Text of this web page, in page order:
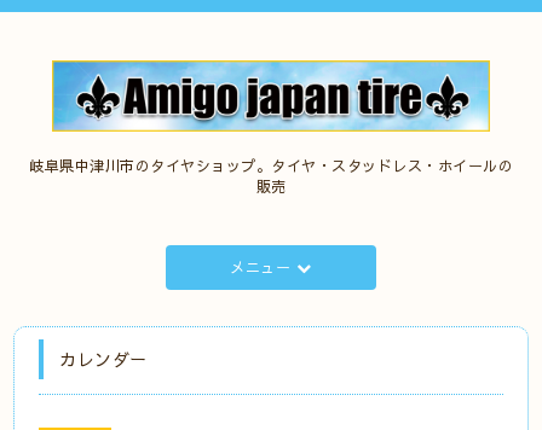
岐阜県中津川市のタイヤショップ。タイヤ・スタッドレス・ホイールの
販売
メニュー
カレンダー